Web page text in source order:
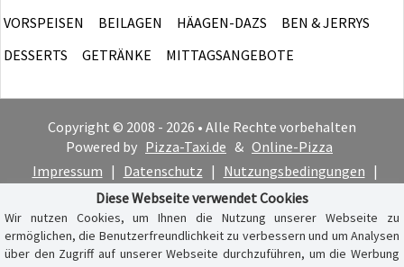
VORSPEISEN
BEILAGEN HÄAGEN-DAZS
BEN & JERRYS
DESSERTS
GETRÄNKE MITTAGSANGEBOTE
Copyright © 2008 - 2026 • Alle Rechte vorbehalten
Powered by Pizza-Taxi.de & Online-Pizza
Impressum | Datenschutz | Nutzungsbedingungen |
Cookie-Hinweis
Diese Webseite verwendet Cookies
Wir nutzen Cookies, um Ihnen die Nutzung unserer Webseite zu
ermöglichen, die Benutzerfreundlichkeit zu verbessern und um Analysen
über den Zugriff auf unserer Webseite durchzuführen, um die Werbung